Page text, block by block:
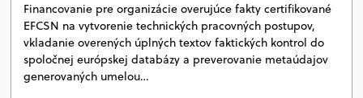
Financovanie pre organizácie overujúce fakty certifikované
EFCSN na vytvorenie technických pracovných postupov,
vkladanie overených úplných textov faktických kontrol do
spoločnej európskej databázy a preverovanie metaúdajov
generovaných umelou…